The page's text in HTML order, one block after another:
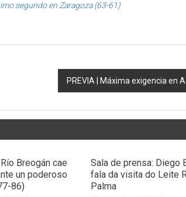
segundo en Zaragoza (63-61)
PREVIA | Máxima exigencia en
Breogán cae
un poderoso
86)
Sala de prensa: Diego
fala da visita do Leite
Palma